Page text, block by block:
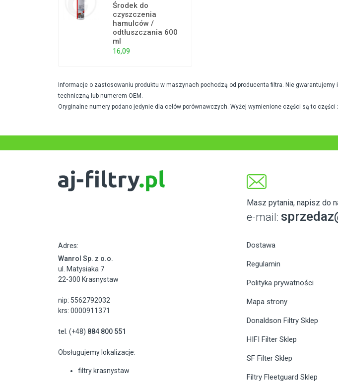
Środek do
czyszczenia
hamulców /
odtłuszczania 600
ml
16,09
Informacje o zastosowaniu produktu w maszynach pochodzą od producenta filtra. Nie
techniczną lub numerem OEM.
Oryginalne numery podano jedynie dla celów porównawczych. Wyżej wymienione części są to części
Masz pytania, napisz do
e-mail:
Adres:
Wanrol Sp. z o.o.
ul. Matysiaka 7
22-300 Krasnystaw
nip: 5562792032
krs: 0000911371
tel. (+48) 884 800 551
Obsługujemy lokalizacje:
filtry krasnystaw
Dostawa
Regulamin
Polityka prywatności
Mapa strony
Donaldson Filtry Sklep
HIFI Filter Sklep
SF Filter Sklep
Filtry Fleetguard Sklep